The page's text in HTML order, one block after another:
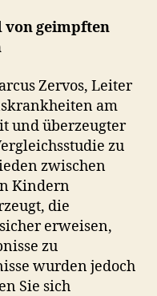
von geimpften
Zervos, Leiter
am
und überzeugter
zu
zwischen
Kindern
die
erweisen,
zu
wurden jedoch
Sie sich